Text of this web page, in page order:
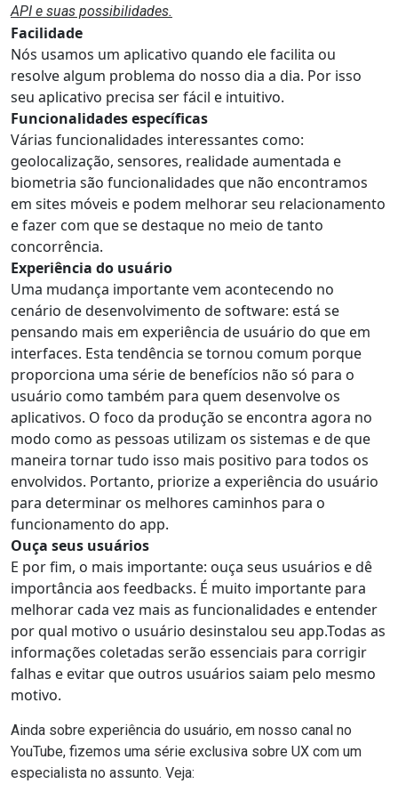
API e suas possibilidades.
Facilidade
Nós usamos um aplicativo quando ele facilita ou
resolve algum problema do nosso dia a dia. Por isso
seu aplicativo precisa ser fácil e intuitivo.
Funcionalidades específicas
Várias funcionalidades interessantes como:
geolocalização, sensores, realidade aumentada e
biometria são funcionalidades que não encontramos
em sites móveis e podem melhorar seu relacionamento
e fazer com que se destaque no meio de tanto
concorrência.
Experiência do usuário
Uma mudança importante vem acontecendo no
cenário de desenvolvimento de software: está se
pensando mais em experiência de usuário do que em
interfaces. Esta tendência se tornou comum porque
proporciona uma série de benefícios não só para o
usuário como também para quem desenvolve os
aplicativos. O foco da produção se encontra agora no
modo como as pessoas utilizam os sistemas e de que
maneira tornar tudo isso mais positivo para todos os
envolvidos. Portanto, priorize a experiência do usuário
para determinar os melhores caminhos para o
funcionamento do app.
Ouça seus usuários
E por fim, o mais importante: ouça seus usuários e dê
importância aos feedbacks. É muito importante para
melhorar cada vez mais as funcionalidades e entender
por qual motivo o usuário desinstalou seu app.Todas as
informações coletadas serão essenciais para corrigir
falhas e evitar que outros usuários saiam pelo mesmo
motivo.
Ainda sobre experiência do usuário, em nosso canal no
YouTube, fizemos uma série exclusiva sobre UX com um
especialista no assunto. Veja: